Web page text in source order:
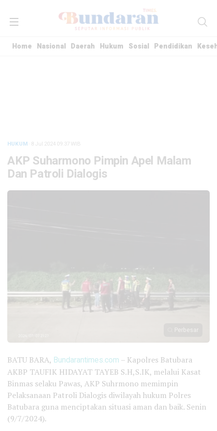
Home Nasional Daerah Hukum Sosial Pendidikan
HUKUM · 8 Jul 2024 09:37WIB
AKP Suharmono Pimpin Apel Malam
Dan Patroli Dialogis
Perbesar
BATU BARA, Bundarantimes.com – Kapolres Batubara
AKBP TAUFIK HIDAYAT TAYEB S.H,S.IK, melalui Kasat
Binmas selaku Pawas, AKP Suhrmono memimpin
Pelaksanaan Patroli Dialogis diwilayah hukum Polres
Batubara guna menciptakan situasi aman dan baik. Senin
(9/7/2024).